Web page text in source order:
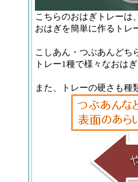
こちらのおはぎトレーは
おはぎを簡単に作るトレ
こしあん・つぶあんどち
トレー1種で様々なおは
また、トレーの硬さも種